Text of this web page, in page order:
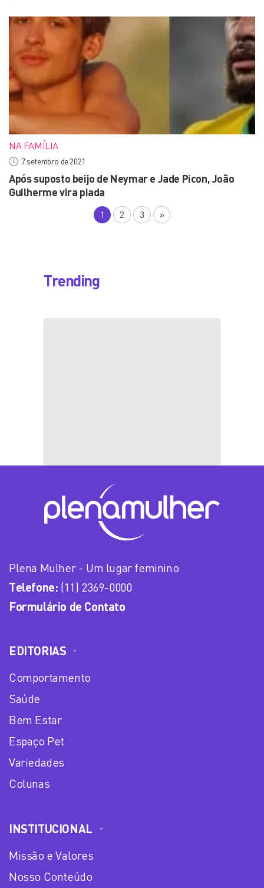
NA FAMÍLIA
7 setembro de 2021
Após suposto beijo de Neymar e Jade Picon, João
Guilherme vira piada
1 2 3 »
Trending
Plena Mulher - Um lugar feminino
Telefone: (11) 2369-0000
Formulário de Contato
EDITORIAS
Comportamento
Saúde
Bem Estar
Espaço Pet
Variedades
Colunas
INSTITUCIONAL
Missão e Valores
Nosso Conteúdo